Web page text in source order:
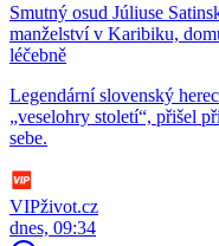
Smutný osud Júliuse
manželství v Karibiku,
léčebně
Legendární slovenský
„veselohry století“, přišel
sebe.
VIPživot.cz
dnes, 09:34